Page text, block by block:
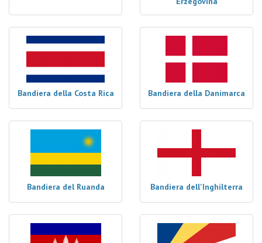
Bandiera della Costa Rica Bandiera della Danimarca
Bandiera del Ruanda Bandiera dell'Inghilterra